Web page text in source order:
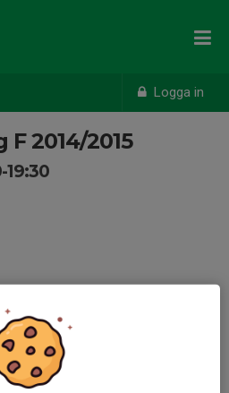
Logga in
2014/2015
19:30